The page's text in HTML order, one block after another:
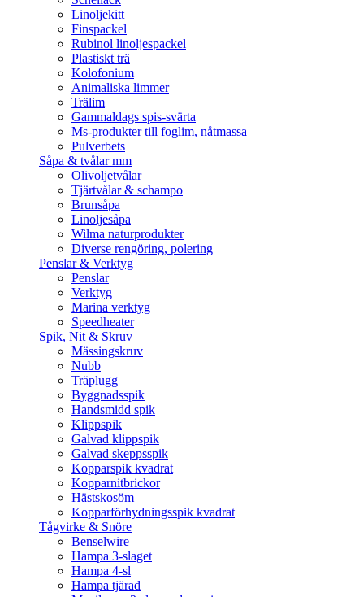
Linoljekitt
Finspackel
Rubinol linoljespackel
Plastiskt trä
Kolofonium
Animaliska limmer
Trälim
Gammaldags spis-svärta
Ms-produkter till foglim, nåtmassa
Pulverbets
Såpa & tvålar mm
Olivoljetvålar
Tjärtvålar & schampo
Brunsåpa
Linoljesåpa
Wilma naturprodukter
Diverse rengöring, polering
Penslar & Verktyg
Penslar
Verktyg
Marina verktyg
Speedheater
Spik, Nit & Skruv
Mässingskruv
Nubb
Träplugg
Byggnadsspik
Handsmidd spik
Klippspik
Galvad klippspik
Galvad skeppsspik
Kopparspik kvadrat
Kopparnitbrickor
Hästskosöm
Kopparförhydningsspik kvadrat
Tågvirke & Snöre
Benselwire
Hampa 3-slaget
Hampa 4-sl
Hampa tjärad